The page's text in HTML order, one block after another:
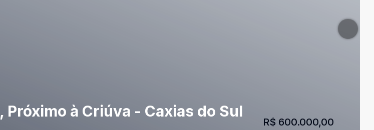
à Criúva - Caxias do Sul
R$ 600.000,00